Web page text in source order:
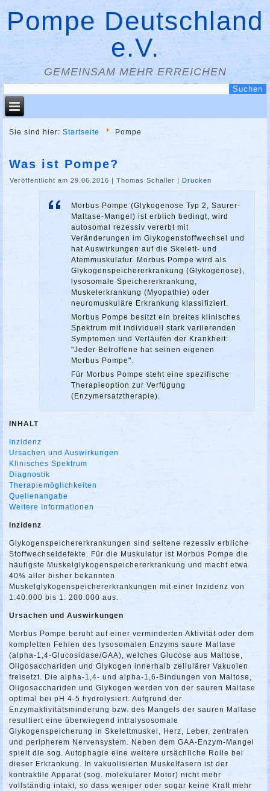
Pompe Deutschland
e.V.
GEMEINSAM MEHR ERREICHEN
Sie sind hier:Startseite Pompe
Was ist Pompe?
Veröffentlicht am 29.06.2016 |Thomas Schaller |Drucken
Morbus Pompe (Glykogenose Typ 2, Saurer-
Maltase-Mangel) ist erblich bedingt, wird
autosomal rezessiv vererbt mit
Veränderungen im Glykogenstoffwechsel und
hat Auswirkungen auf die Skelett- und
Atemmuskulatur. Morbus Pompe wird als
Glykogenspeichererkrankung (Glykogenose),
lysosomale Speichererkrankung,
Muskelerkrankung (Myopathie) oder
neuromuskuläre Erkrankung klassifiziert.
Morbus Pompe besitzt ein breites klinisches
Spektrum mit individuell stark variierenden
Symptomen und Verläufen der Krankheit:
"Jeder Betroffene hat seinen eigenen
Morbus Pompe".
Für Morbus Pompe steht eine spezifische
Therapieoption zur Verfügung
(Enzymersatztherapie).
INHALT
Inzidenz
Ursachen und Auswirkungen
Klinisches Spektrum
Diagnostik
Therapiemöglichkeiten
Quellenangabe
Weitere Informationen
Inzidenz
Glykogenspeichererkrankungen sind seltene rezessiv erbliche
Stoffwechseldefekte. Für die Muskulatur ist Morbus Pompe die
häufigste Muskelglykogenspeichererkrankung und macht etwa
40% aller bisher bekannten
Muskelglykogenspeichererkrankungen mit einer Inzidenz von
1:40.000 bis 1: 200.000 aus.
Ursachen und Auswirkungen
Morbus Pompe beruht auf einer verminderten Aktivität oder dem
kompletten Fehlen des lysosomalen Enzyms saure Maltase
(alpha-1,4-Glucosidase/GAA), welches Glucose aus Maltose,
Oligosacchariden und Glykogen innerhalb zellulärer Vakuolen
freisetzt. Die alpha-1,4- und alpha-1,6-Bindungen von Maltose,
Oligosacchariden und Glykogen werden von der sauren Maltase
optimal bei pH 4-5 hydrolysiert. Aufgrund der
Enzymaktivitätsminderung bzw. des Mangels der sauren Maltase
resultiert eine überwiegend intralysosomale
Glykogenspeicherung in Skelettmuskel, Herz, Leber, zentralen
und peripherem Nervensystem. Neben dem GAA-Enzym-Mangel
spielt die sog. Autophagie eine weitere ursächliche Rolle bei
dieser Erkrankung. In vakuolisierten Muskelfasern ist der
kontraktile Apparat (sog. molekularer Motor) nicht mehr
vollständig intakt, so dass weniger oder sogar keine Kraft mehr